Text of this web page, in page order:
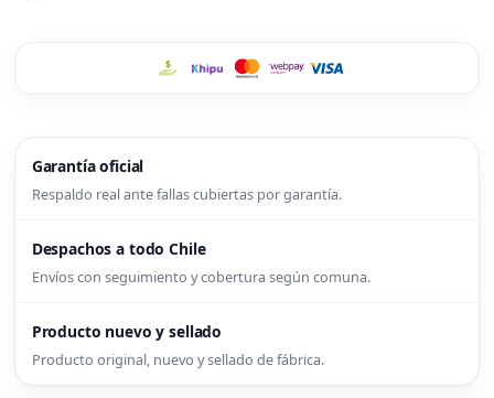
Garantía oficial
Respaldo real ante fallas cubiertas por garantía.
Despachos a todo Chile
Envíos con seguimiento y cobertura según comuna.
Producto nuevo y sellado
Producto original, nuevo y sellado de fábrica.